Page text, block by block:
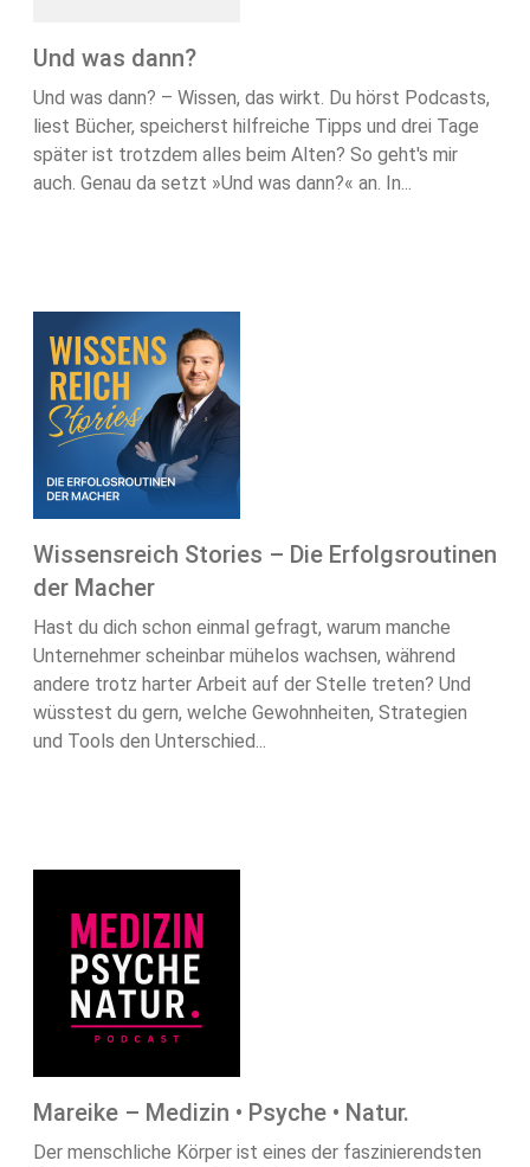
Und was dann?
Und was dann? – Wissen, das wirkt. Du hörst Podcasts,
liest Bücher, speicherst hilfreiche Tipps und drei Tage
später ist trotzdem alles beim Alten? So geht's mir
auch. Genau da setzt »Und was dann?« an. In...
Wissensreich Stories – Die Erfolgsroutinen
der Macher
Hast du dich schon einmal gefragt, warum manche
Unternehmer scheinbar mühelos wachsen, während
andere trotz harter Arbeit auf der Stelle treten? Und
wüsstest du gern, welche Gewohnheiten, Strategien
und Tools den Unterschied...
Mareike – Medizin • Psyche • Natur.
Der menschliche Körper ist eines der faszinierendsten